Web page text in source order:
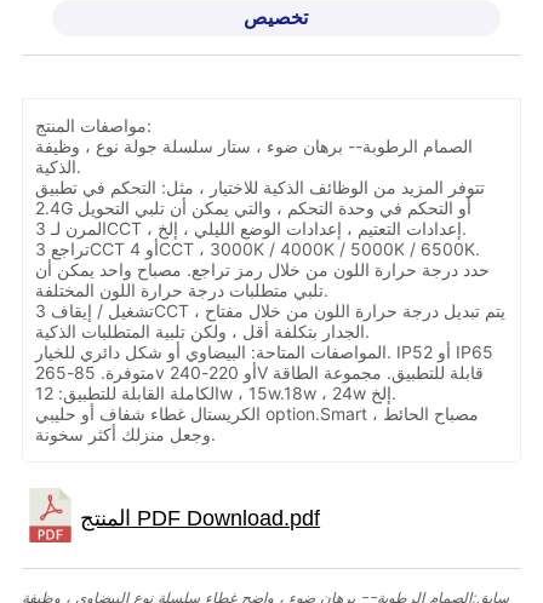
تخصيص
مواصفات المنتج:
الصمام الرطوبة-- برهان ضوء ، ستار سلسلة جولة نوع ، وظيفة
الذكية.
تتوفر المزيد من الوظائف الذكية للاختيار ، مثل: التحكم في تطبيق
2.4G أو التحكم في وحدة التحكم ، والتي يمكن أن تلبي التحويل
المرن لـ 3CCT ، إعدادات التعتيم ، إعدادات الوضع الليلي ، إلخ.
تراجع 3CCT أو 4CCT ، 3000K / 4000K / 5000K / 6500K.
حدد درجة حرارة اللون من خلال رمز تراجع. مصباح واحد يمكن أن
تلبي متطلبات درجة حرارة اللون المختلفة.
تشغيل / إيقاف 3CCT ، يتم تبديل درجة حرارة اللون من خلال مفتاح
الجدار بتكلفة أقل ، ولكن تلبية المتطلبات الذكية.
المواصفات المتاحة: البيضاوي أو شكل دائري للخيار. IP52 أو IP65
متوفرة. 85-265v أو 220-240V قابلة للتطبيق. مجموعة الطاقة
الكاملة القابلة للتطبيق: 12w ، 15w.18w ، 24w إلخ.
الكريستال غطاء شفاف أو حليبي option.Smart مصباح الحائط ،
وجعل منزلك أكثر سخونة.